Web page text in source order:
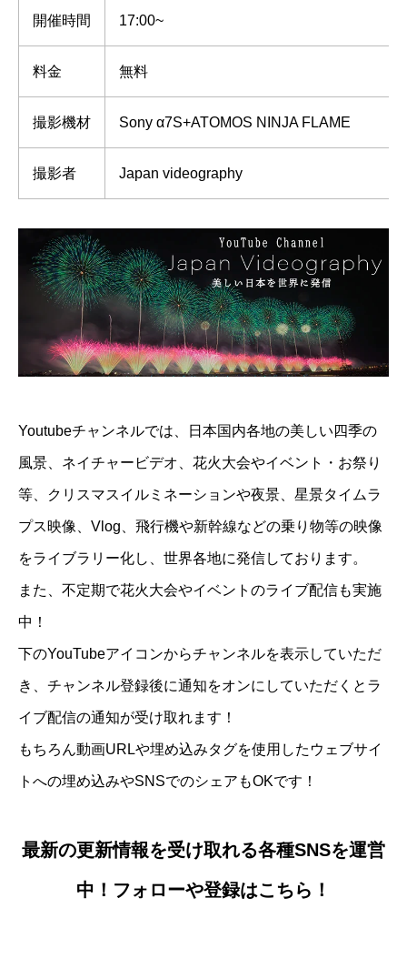
開催時間 17:00~
料金 無料
撮影機材 Sony α7S+ATOMOS NINJA FLAME
撮影者 Japan videography
Youtubeチャンネルでは、日本国内各地の美しい四季の
風景、ネイチャービデオ、花火大会やイベント・お祭り
等、クリスマスイルミネーションや夜景、星景タイムラ
プス映像、Vlog、飛行機や新幹線などの乗り物等の映像
をライブラリー化し、世界各地に発信しております。
また、不定期で花火大会やイベントのライブ配信も実施
中！
下のYouTubeアイコンからチャンネルを表示していただ
き、チャンネル登録後に通知をオンにしていただくとラ
イブ配信の通知が受け取れます！
もちろん動画URLや埋め込みタグを使用したウェブサイ
トへの埋め込みやSNSでのシェアもOKです！
最新の更新情報を受け取れる各種SNSを運営
中！フォローや登録はこちら！